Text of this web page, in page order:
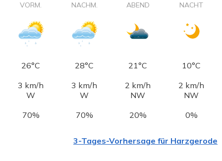
VORM. NACHM. ABEND NACHT
26°C 28°C 21°C
10°C
3 km/h
W
3 km/h
W
2 km/h
NW
2 km/h
NW
70%
70% 20% 0%
3-Tages-Vorhersage für Harzgerode